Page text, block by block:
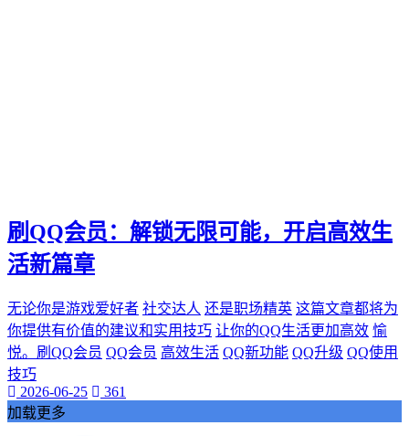
实际购买
热门短视频
电子邮件营销
推广工具
抖音热度爆发
揭示其背后的巨大潜力。
还为我们的学习和工作提供了前所未有的便利。本文将带您深
入探索视频网页的魅力
视频网页已经成为我们日常生活中不可或缺的一部分。它不仅
刷QQ会员：解锁无限可能，开启高效生
活新篇章
无论你是游戏爱好者 社交达人 还是职场精英 这篇文章都将为
你提供有价值的建议和实用技巧 让你的QQ生活更加高效 愉
悦。刷QQ会员 QQ会员 高效生活 QQ新功能 QQ升级 QQ使用
技巧
2026-06-25
361
加载更多